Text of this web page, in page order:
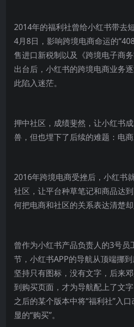
2014年的福利社曾给小红书带去
4月8日，影响跨境电商命运的
售进口新税制以及《跨境电子商
出台后，小红书的跨境电商业务
此陷入迷茫。
押中社区，成绩斐然，让小红书
兽，但也埋下了后续的难题：电商
2016年跨境电商受挫后，小红书
社区，让平台种草笔记和商品达
何把电商和社区的关系表达清楚却
曾作为小红书产品负责人的3号员
节，小红书APP的导航从顶端挪
坚持只有图标，没有文字，后来
到购买页面，才为导航配上了文
之后的某个版本中将“福利社”入
显的“购买”。